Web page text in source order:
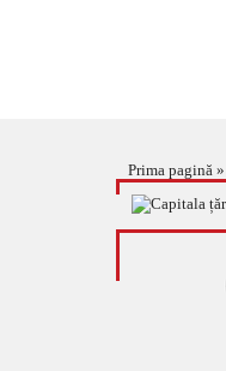
Prima pagină »